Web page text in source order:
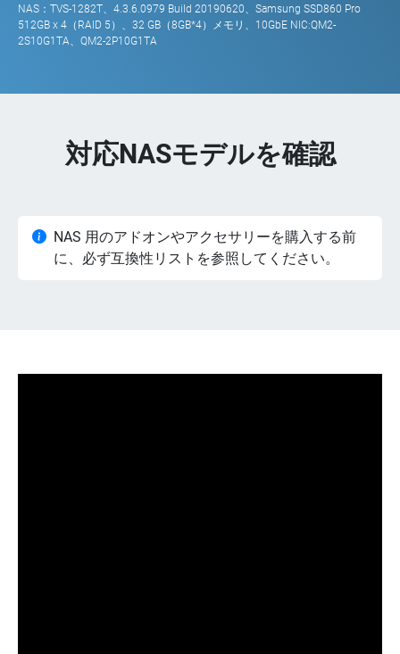
NAS：TVS-1282T、4.3.6.0979 Build 20190620、Samsung SSD860 Pro
512GB x 4（RAID 5）、32 GB（8GB*4）メモリ、10GbE NIC:QM2-
2S10G1TA、QM2-2P10G1TA
対応NASモデルを確認
NAS 用のアドオンやアクセサリーを購入する前
に、必ず互換性リストを参照してください。